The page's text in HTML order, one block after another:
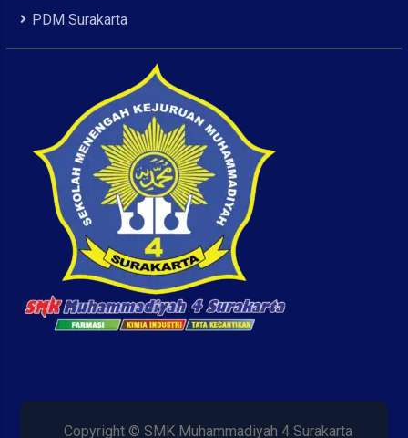
PDM Surakarta
Copyright © SMK Muhammadiyah 4 Surakarta